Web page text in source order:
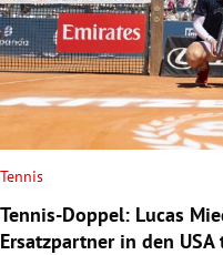
Tennis
Tennis-Doppel: Lucas
Ersatzpartner in den USA